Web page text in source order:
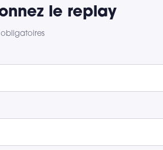
le replay